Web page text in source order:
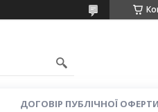
ДОГОВІР ПУБЛІЧНОЇ ОФЕРТИ